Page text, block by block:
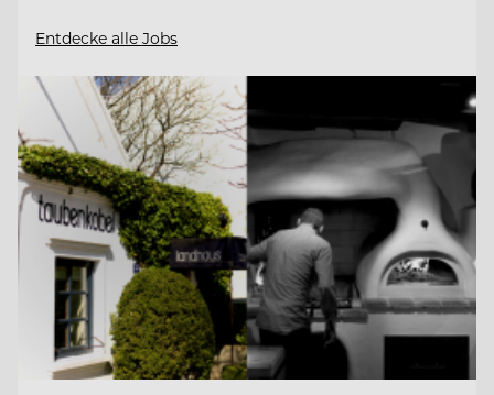
Entdecke alle Jobs